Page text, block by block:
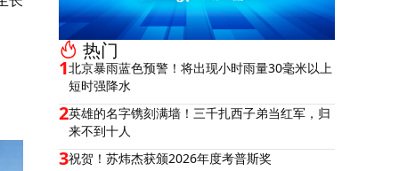
热门
1北京暴雨蓝色预警！将出现小时雨量30毫米以上
短时强降水
2英雄的名字镌刻满墙！三千扎西子弟当红军，归
来不到十人
3祝贺！苏炜杰获颁2026年度考普斯奖